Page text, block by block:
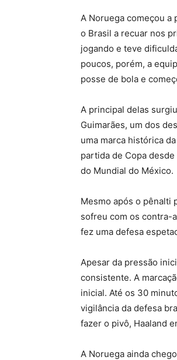
A Noruega começou a
o Brasil a recuar nos
jogando e teve
poucos, porém, a
posse de bola e
A principal delas
Guimarães, um dos
uma marca histórica
partida de Copa
do Mundial do México.
Mesmo após o pênalti
sofreu com os contra-
fez uma defesa
Apesar da pressão
consistente. A
inicial. Até os 30
vigilância da defesa
fazer o pivô, Haaland
A Noruega ainda